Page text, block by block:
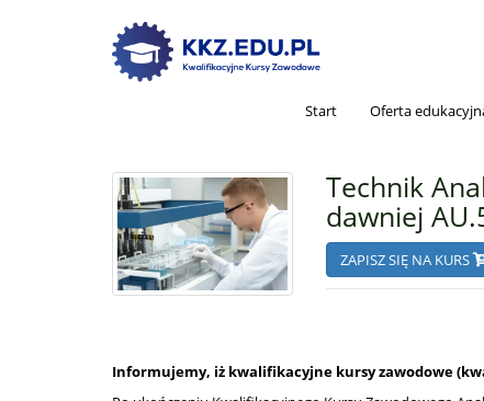
Start Oferta
Technik
dawniej
ZAPISZ SIĘ NA KURS
Informujemy, iż kwalifikacyjne kursy zawodowe